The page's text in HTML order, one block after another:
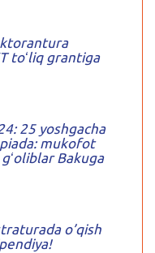
toʻliq grantiga
25 yoshgacha
mukofot
Bakuga
o’qish